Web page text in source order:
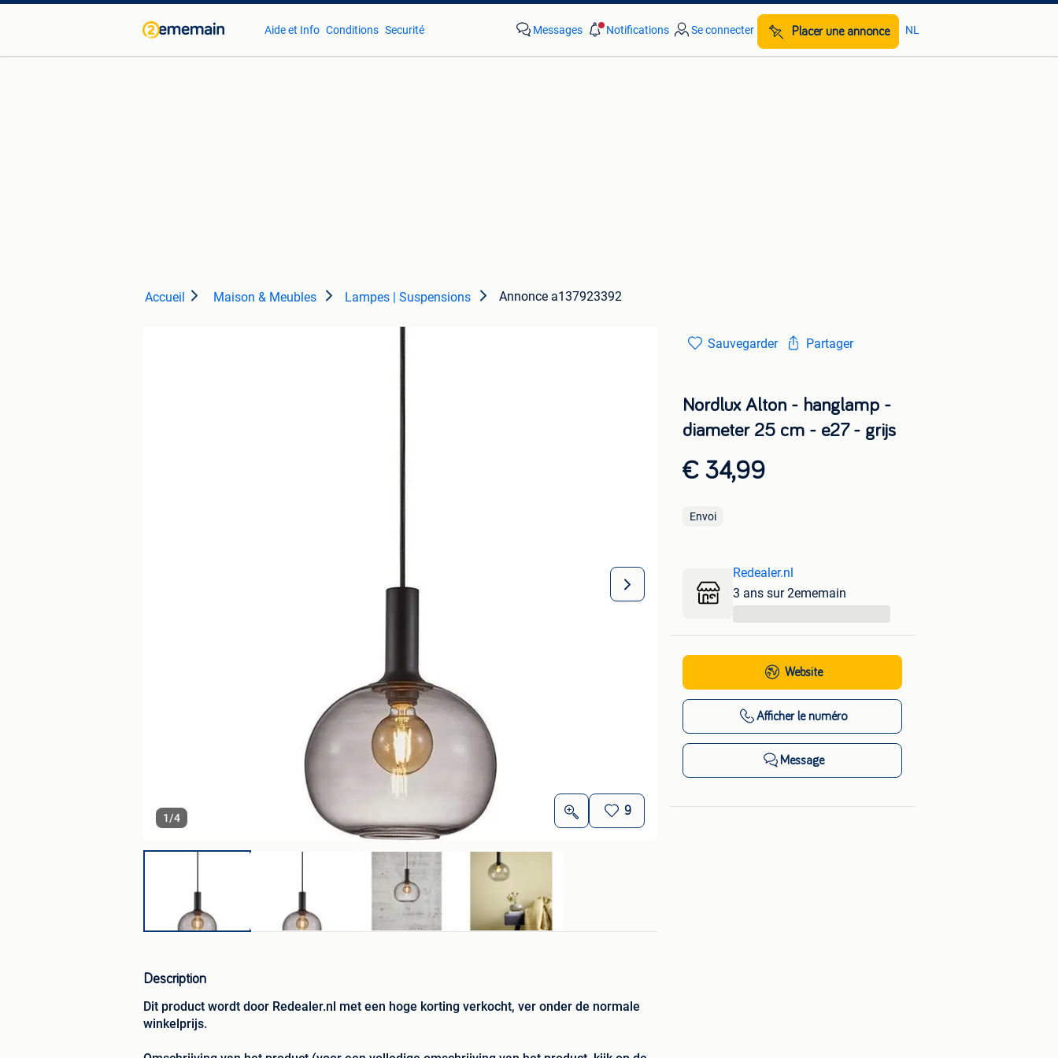
Aide et Info Conditions Securité Messages Notifications Se connecter Placer une annonce NL
Accueil Maison & Meubles Lampes | Suspensions Annonce a137923392
1/4
9
Description
Dit product wordt door Redealer.nl met een hoge korting verkocht, ver onder de normale
winkelprijs.
Sauvegarder Partager
Nordlux Alton - hanglamp -
diameter 25 cm - e27 - grijs
€ 34,99
Envoi
Redealer.nl
3 ans sur 2ememain
Website
Afficher le numéro
Message